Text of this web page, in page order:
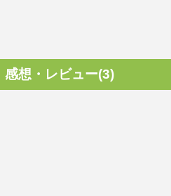
感想・レビュー(3)